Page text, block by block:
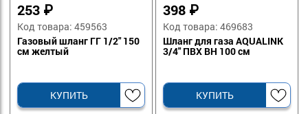
253 ₽
Код товара: 459563
Газовый шланг ГГ 1/2" 150
см желтый
КУПИТЬ
398 ₽
Код товара: 469683
Шланг для газа AQUALINK
3/4" ПВХ ВН 100 см
КУПИТЬ